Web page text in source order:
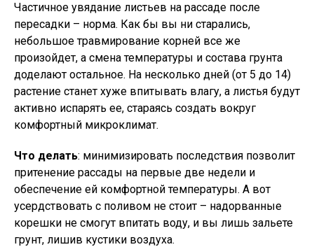
Частичное увядание листьев на рассаде после
пересадки – норма. Как бы вы ни старались,
небольшое травмирование корней все же
произойдет, а смена температуры и состава грунта
доделают остальное. На несколько дней (от 5 до 14)
растение станет хуже впитывать влагу, а листья будут
активно испарять ее, стараясь создать вокруг
комфортный микроклимат.
Что делать: минимизировать последствия позволит
притенение рассады на первые две недели и
обеспечение ей комфортной температуры. А вот
усердствовать с поливом не стоит – надорванные
корешки не смогут впитать воду, и вы лишь зальете
грунт, лишив кустики воздуха.